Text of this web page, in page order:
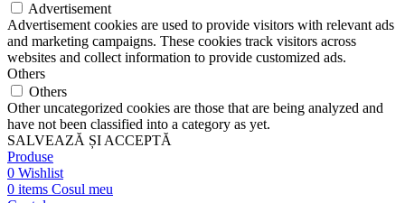
Advertisement
Advertisement cookies are used to provide visitors with relevant ads
and marketing campaigns. These cookies track visitors across
websites and collect information to provide customized ads.
Others
Others
Other uncategorized cookies are those that are being analyzed and
have not been classified into a category as yet.
SALVEAZĂ ȘI ACCEPTĂ
Produse
0 Wishlist
0 items Cosul meu